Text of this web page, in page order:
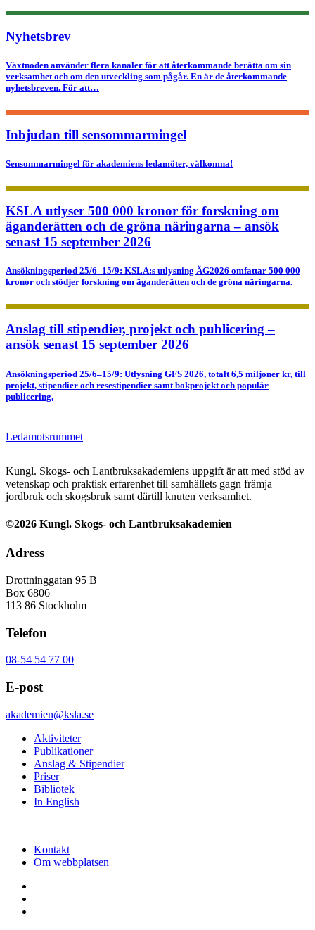
Nyhetsbrev
Växtnoden använder flera kanaler för att återkommande berätta om sin
verksamhet och om den utveckling som pågår. En är de återkommande
nyhetsbreven. För att…
Inbjudan till sensommarmingel
Sensommarmingel för akademiens ledamöter, välkomna!
KSLA utlyser 500 000 kronor för forskning om
äganderätten och de gröna näringarna – ansök
senast 15 september 2026
Ansökningsperiod 25/6–15/9: KSLA:s utlysning ÄG2026 omfattar 500 000
kronor och stödjer forskning om äganderätten och de gröna näringarna.
Anslag till stipendier, projekt och publicering –
ansök senast 15 september 2026
Ansökningsperiod 25/6–15/9: Utlysning GFS 2026, totalt 6,5 miljoner kr, till
projekt, stipendier och resestipendier samt bokprojekt och populär
publicering.
Ledamotsrummet
Kungl. Skogs- och Lantbruksakademiens uppgift är att med stöd av
vetenskap och praktisk erfarenhet till samhällets gagn främja
jordbruk och skogsbruk samt därtill knuten verksamhet.
©2026 Kungl. Skogs- och Lantbruksakademien
Adress
Drottninggatan 95 B
Box 6806
113 86 Stockholm
Telefon
08-54 54 77 00
E-post
akademien@ksla.se
Aktiviteter
Publikationer
Anslag & Stipendier
Priser
Bibliotek
In English
Kontakt
Om webbplatsen